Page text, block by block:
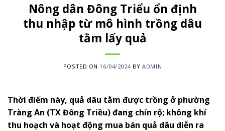
Nông dân Đông Triểu ổn định
thu nhập từ mô hình trồng dâu
tằm lấy quả
POSTED ON 16/04/2024BYADMIN
Thời điểm này, quả dâu tằm được trồng ở phường
Tràng An (TX Đông Triều) đang chín rộ; không khí
thu hoạch và hoạt động mua bán quả dâu diễn ra